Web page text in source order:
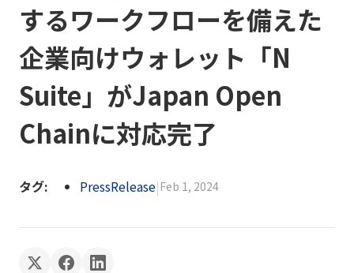
するワークフローを備えた
企業向けウォレット「N
Suite」がJapan Open
Chainに対応完了
タグ: PressRelease|Feb 1, 2024